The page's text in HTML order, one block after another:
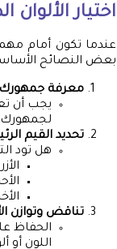
اختيار
عندما تكون أمام
بعض النصائح
معرفة
يجب أن
تحديد القيم
هل تود
تناقض وتوازن
الحفاظ
اللون أو